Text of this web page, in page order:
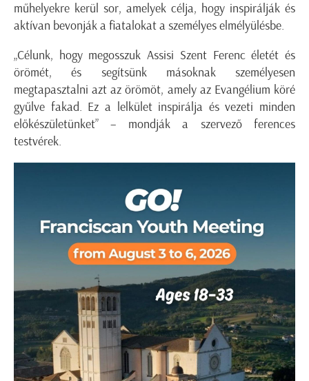
műhelyekre kerül sor, amelyek célja, hogy inspirálják és
aktívan bevonják a fiatalokat a személyes elmélyülésbe.
„Célunk, hogy megosszuk Assisi Szent Ferenc életét és
örömét, és segítsünk másoknak személyesen
megtapasztalni azt az örömöt, amely az Evangélium köré
gyűlve fakad. Ez a lelkület inspirálja és vezeti minden
előkészületünket” – mondják a szervező ferences
testvérek.